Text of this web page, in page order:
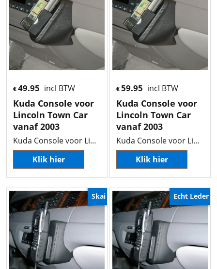
€49.95 incl BTW
Kuda Console voor
Lincoln Town Car
vanaf 2003
Kuda Console voor Lincoln Town Car vanaf 2003
Klik hier
€59.95 incl BTW
Kuda Console voor
Lincoln Town Car
vanaf 2003
Kuda Console voor Lincoln Town Car vanaf 2003
Klik hier
Skai Echt Leder